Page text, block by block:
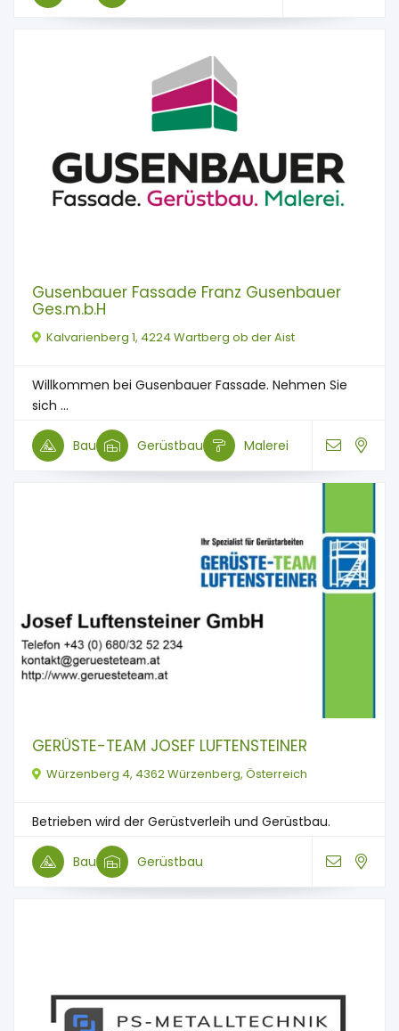
Gusenbauer Fassade Franz Gusenbauer
Ges.m.b.H
Kalvarienberg 1, 4224 Wartberg ob der Aist
Willkommen bei Gusenbauer Fassade. Nehmen Sie
sich ...
Bau Gerüstbau Malerei
GERÜSTE-TEAM JOSEF LUFTENSTEINER
Würzenberg 4, 4362 Würzenberg, Österreich
Betrieben wird der Gerüstverleih und Gerüstbau.
Bau Gerüstbau